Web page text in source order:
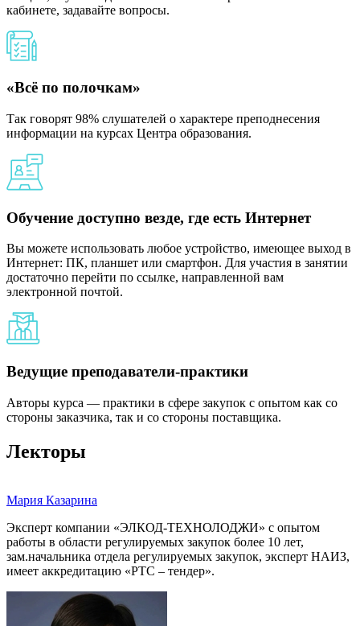
кабинете, задавайте вопросы.
«Всё по полочкам»
Так говорят 98% слушателей о характере преподнесения
информации на курсах Центра образования.
Обучение доступно везде, где есть Интернет
Вы можете использовать любое устройство, имеющее выход в
Интернет: ПК, планшет или смартфон. Для участия в занятии
достаточно перейти по ссылке, направленной вам
электронной почтой.
Ведущие преподаватели-практики
Авторы курса — практики в сфере закупок с опытом как со
стороны заказчика, так и со стороны поставщика.
Лекторы
Мария Казарина
Эксперт компании «ЭЛКОД-ТЕХНОЛОДЖИ» с опытом
работы в области регулируемых закупок более 10 лет,
зам.начальника отдела регулируемых закупок, эксперт НАИЗ,
имеет аккредитацию «РТС – тендер».